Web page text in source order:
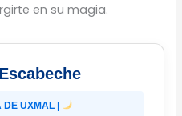
en su magia.
UXMAL |